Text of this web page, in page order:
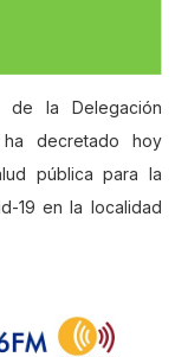
de la Delegación
decretado hoy
pública para la
19 en la localidad